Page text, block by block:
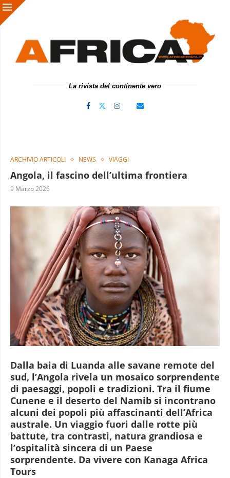
La rivista del continente vero
ARCHIVIO ARTICOLI NEWS VIAGGI
Angola, il fascino dell’ultima frontiera
9 Marzo 2026
Dalla baia di Luanda alle savane remote del
sud, l’Angola rivela un mosaico sorprendente
di paesaggi, popoli e tradizioni. Tra il fiume
Cunene e il deserto del Namib si incontrano
alcuni dei popoli più affascinanti dell’Africa
australe. Un viaggio fuori dalle rotte più
battute, tra contrasti, natura grandiosa e
l’ospitalità sincera di un Paese
sorprendente. Da vivere con Kanaga Africa
Tours